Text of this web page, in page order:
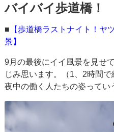
バイバイ歩道橋！
■ 【歩道橋ラストナイト！ヤ
景】
9月の最後にイイ風景を見せ
じみ思います。（1、2時間で
夜中の働く人たちの姿ってい